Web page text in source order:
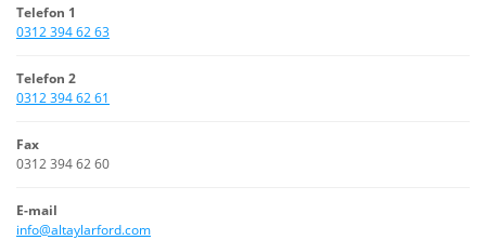
Telefon 1
0312 394 62 63
Telefon 2
0312 394 62 61
Fax
0312 394 62 60
E-mail
info@altaylarford.com